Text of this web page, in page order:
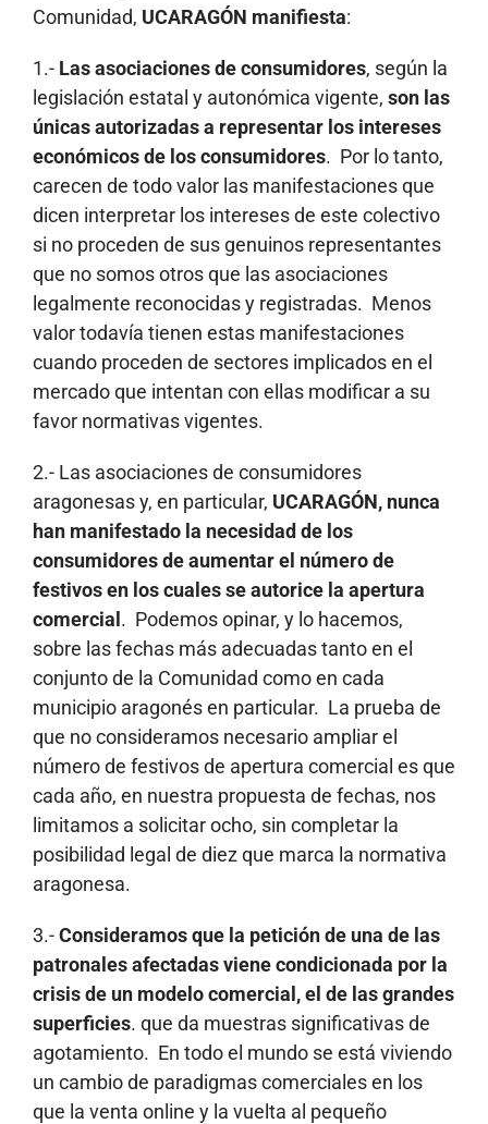
Comunidad, UCARAGÓN manifiesta:
1.- Las asociaciones de consumidores, según la
legislación estatal y autonómica vigente, son las
únicas autorizadas a representar los intereses
económicos de los consumidores. Por lo tanto,
carecen de todo valor las manifestaciones que
dicen interpretar los intereses de este colectivo
si no proceden de sus genuinos representantes
que no somos otros que las asociaciones
legalmente reconocidas y registradas. Menos
valor todavía tienen estas manifestaciones
cuando proceden de sectores implicados en el
mercado que intentan con ellas modificar a su
favor normativas vigentes.
2.- Las asociaciones de consumidores
aragonesas y, en particular, UCARAGÓN, nunca
han manifestado la necesidad de los
consumidores de aumentar el número de
festivos en los cuales se autorice la apertura
comercial. Podemos opinar, y lo hacemos,
sobre las fechas más adecuadas tanto en el
conjunto de la Comunidad como en cada
municipio aragonés en particular. La prueba de
que no consideramos necesario ampliar el
número de festivos de apertura comercial es que
cada año, en nuestra propuesta de fechas, nos
limitamos a solicitar ocho, sin completar la
posibilidad legal de diez que marca la normativa
aragonesa.
3.-Consideramos que la petición de una de las
patronales afectadas viene condicionada por la
crisis de un modelo comercial, el de las grandes
superficies. que da muestras significativas de
agotamiento. En todo el mundo se está viviendo
un cambio de paradigmas comerciales en los
que la venta online y la vuelta al pequeño